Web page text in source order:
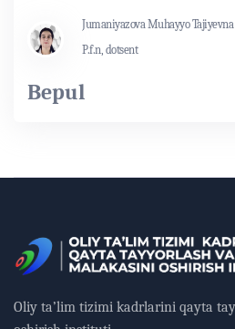
Jumaniyazova Muhayyo Tajiyevna
P.f.n, dotsent
Bepul
Oliy ta’lim tizimi kadrlarini qayta